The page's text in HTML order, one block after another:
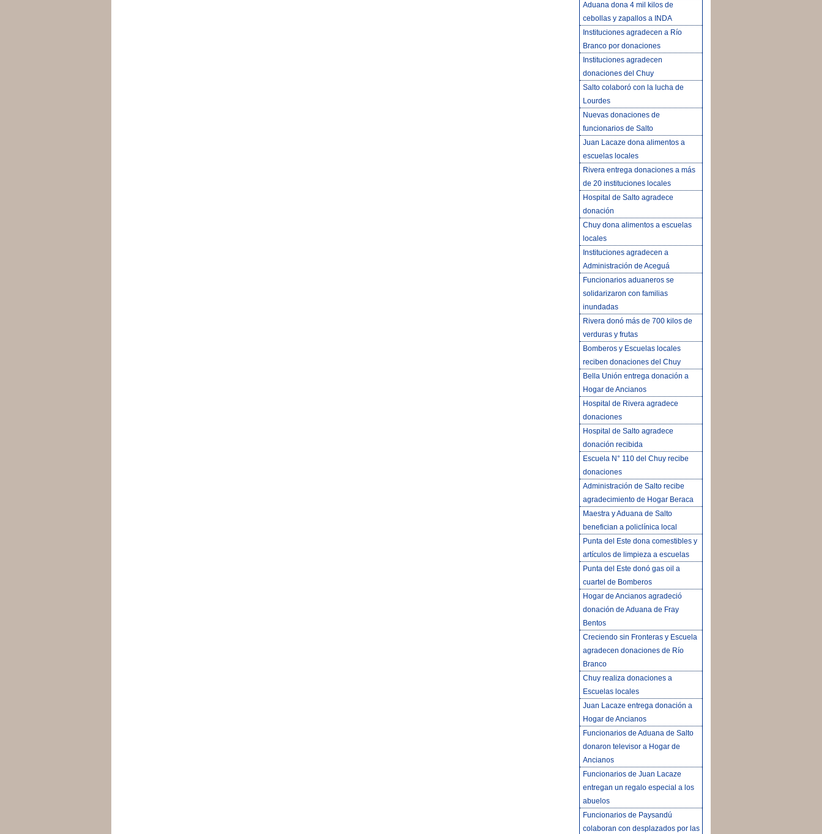
Aduana dona 4 mil kilos de
cebollas y zapallos a INDA
Instituciones agradecen a Río
Branco por donaciones
Instituciones agradecen
donaciones del Chuy
Salto colaboró con la lucha de
Lourdes
Nuevas donaciones de
funcionarios de Salto
Juan Lacaze dona alimentos a
escuelas locales
Rivera entrega donaciones a más
de 20 instituciones locales
Hospital de Salto agradece
donación
Chuy dona alimentos a escuelas
locales
Instituciones agradecen a
Administración de Aceguá
Funcionarios aduaneros se
solidarizaron con familias
inundadas
Rivera donó más de 700 kilos de
verduras y frutas
Bomberos y Escuelas locales
reciben donaciones del Chuy
Bella Unión entrega donación a
Hogar de Ancianos
Hospital de Rivera agradece
donaciones
Hospital de Salto agradece
donación recibida
Escuela N° 110 del Chuy recibe
donaciones
Administración de Salto recibe
agradecimiento de Hogar Beraca
Maestra y Aduana de Salto
benefician a policlínica local
Punta del Este dona comestibles y
artículos de limpieza a escuelas
Punta del Este donó gas oil a
cuartel de Bomberos
Hogar de Ancianos agradeció
donación de Aduana de Fray
Bentos
Creciendo sin Fronteras y Escuela
agradecen donaciones de Río
Branco
Chuy realiza donaciones a
Escuelas locales
Juan Lacaze entrega donación a
Hogar de Ancianos
Funcionarios de Aduana de Salto
donaron televisor a Hogar de
Ancianos
Funcionarios de Juan Lacaze
entregan un regalo especial a los
abuelos
Funcionarios de Paysandú
colaboran con desplazados por las